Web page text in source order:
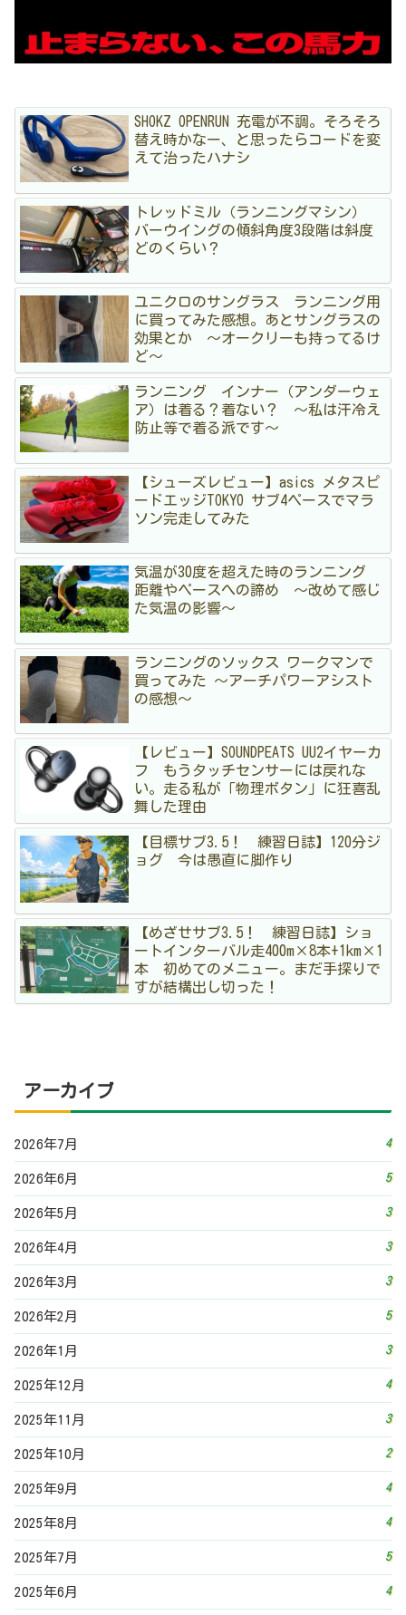
SHOKZ OPENRUN 充電が不調。そろそろ
替え時かなー、と思ったらコードを変
えて治ったハナシ
トレッドミル（ランニングマシン）
バーウイングの傾斜角度3段階は斜度
どのくらい？
ユニクロのサングラス ランニング用
に買ってみた感想。あとサングラスの
効果とか 〜オークリーも持ってるけ
ど〜
ランニング インナー（アンダーウェ
ア）は着る？着ない？ 〜私は汗冷え
防止等で着る派です〜
【シューズレビュー】asics メタスピ
ードエッジTOKYO サブ4ペースでマラ
ソン完走してみた
気温が30度を超えた時のランニング
距離やペースへの諦め 〜改めて感じ
た気温の影響〜
ランニングのソックス ワークマンで
買ってみた 〜アーチパワーアシスト
の感想〜
【レビュー】SOUNDPEATS UU2イヤーカ
フ もうタッチセンサーには戻れな
い。走る私が「物理ボタン」に狂喜乱
舞した理由
【目標サブ3.5！ 練習日誌】120分ジ
ョグ 今は愚直に脚作り
【めざせサブ3.5！ 練習日誌】ショ
ートインターバル走400m×8本+1km×1
本 初めてのメニュー。まだ手探りで
すが結構出し切った！
アーカイブ
2026年7月 4
2026年6月 5
2026年5月 3
2026年4月 3
2026年3月 3
2026年2月 5
2026年1月 3
2025年12月 4
2025年11月 3
2025年10月 2
2025年9月 4
2025年8月 4
2025年7月 5
2025年6月 4